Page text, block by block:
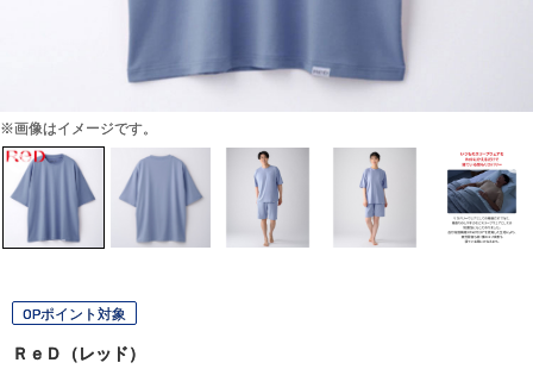
※画像はイメージです。
OPポイント対象
ＲｅＤ（レッド）